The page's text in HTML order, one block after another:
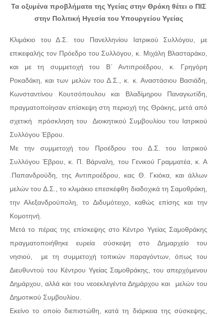
Τα οξυμένα προβλήματα της Υγείας στην Θράκη θέτει ο ΠΙΣ
στην Πολιτική Ηγεσία του Υπουργείου Υγείας
Κλιμάκιο του Δ.Σ. του Πανελληνίου Ιατρικού Συλλόγου, με
επικεφαλής τον Πρόεδρο του Συλλόγου, κ. Μιχάλη Βλασταράκο,
και με τη συμμετοχή του Β΄ Αντιπροέδρου, κ. Γρηγόρη
Ροκαδάκη, και των μελών του Δ.Σ., κ. κ. Αναστάσιου Βασιάδη,
Κωνσταντίνου Κουτσόπουλου και Βλαδίμηρου Παναγιωτίδη,
πραγματοποίησαν επίσκεψη στη περιοχή της Θράκης, μετά από
σχετική πρόσκληση του Διοικητικού Συμβουλίου του Ιατρικού
Συλλόγου Έβρου.
Με την συμμετοχή του Προέδρου του Δ.Σ. του Ιατρικού
Συλλόγου Έβρου, κ. Π. Βάρναλη, του Γενικού Γραμματέα, κ. Α
.Παπανδρούδη, της Αντιπροέδρου, κας Θ. Γκιόκα, και άλλων
μελών του Δ.Σ., το κλιμάκιο επεσκέφθη διαδοχικά τη Σαμοθράκη,
την Αλεξανδρούπολη, το Διδυμότειχο, καθώς επίσης και την
Κομοτηνή.
Μετά το πέρας της επίσκεψης στο Κέντρο Υγείας Σαμοθράκης
πραγματοποιήθηκε ευρεία σύσκεψη στο Δημαρχείο του
νησιού, με τη συμμετοχή τοπικών παραγόντων, όπως του
Διευθυντού του Κέντρου Υγείας Σαμοθράκης, του απερχόμενου
Δημάρχου, αλλά και του νεοεκλεγέντα Δημάρχου και μελών του
Δημοτικού Συμβουλίου.
Εκείνο το οποίο διεπιστώθη, κατά τη διάρκεια της σύσκεψης,